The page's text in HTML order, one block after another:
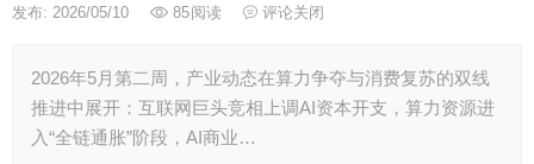
发布: 2026/05/10 85阅读 评论关闭
2026年5月第二周，产业动态在算力争夺与消费复苏的双线
推进中展开：互联网巨头竞相上调AI资本开支，算力资源进
入“全链通胀”阶段，AI商业…